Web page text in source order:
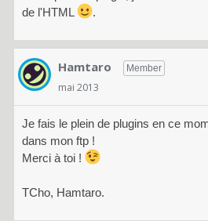
de l'HTML
.
Hamtaro Member
mai 2013
Je fais le plein de plugins en ce
dans mon ftp !
Merci à toi !
TCho, Hamtaro.